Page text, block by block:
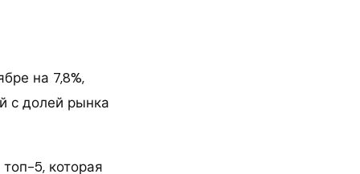
на 7,8%,
с долей рынка
5, которая